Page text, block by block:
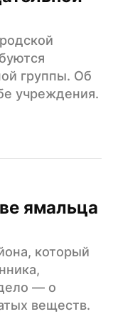
группы. Об
учреждения.
ямальца
который
— о
веществ.